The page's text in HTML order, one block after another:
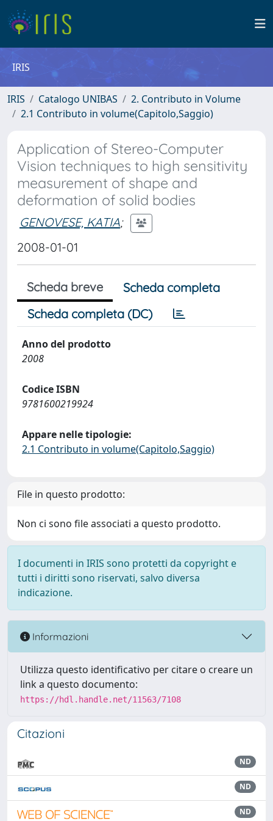
IRIS
IRIS Catalogo UNIBAS
2. Contributo in Volume
2.1 Contributo in volume(Capitolo,Saggio)
Application of Stereo-Computer
Vision techniques to high sensitivity
measurement of shape and
deformation of solid bodies
GENOVESE, KATIA;
2008-01-01
Scheda breve
Scheda completa
Scheda completa (DC)
Anno del prodotto
2008
Codice ISBN
9781600219924
Appare nelle tipologie:
2.1 Contributo in volume(Capitolo,Saggio)
File in questo prodotto:
Non ci sono file associati a questo prodotto.
I documenti in IRIS sono protetti da copyright e
tutti i diritti sono riservati, salvo diversa
indicazione.
Informazioni
Utilizza questo identificativo per citare o creare un
link a questo documento:
https://hdl.handle.net/11563/7108
Citazioni
ND
ND
ND